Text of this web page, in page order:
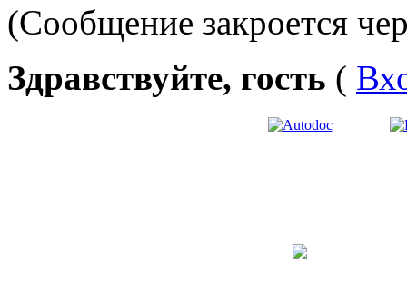
(Сообщение закроется
Здравствуйте, гость (